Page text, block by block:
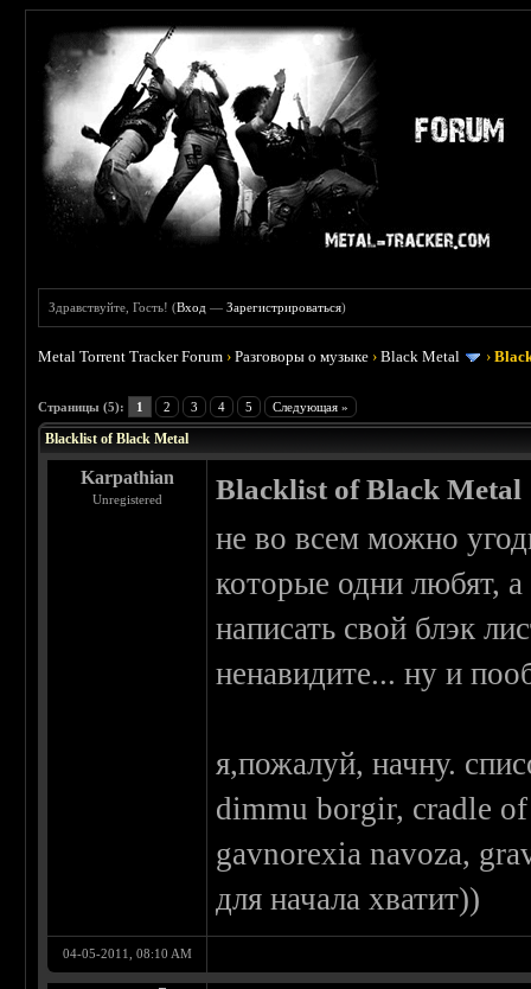
Здравствуйте, Гость! (Вход —Зарегистрироваться)
Metal Torrent Tracker Forum ›Разговоры о музыке ›Black Metal ›
Страницы (5): 1 2 3 4 5 Следующая »
Blacklist of Black Metal
Karpathian
Unregistered Blacklist of Black Metal
не во всем можно
которые одни любят,
написать свой блэк
ненавидите... ну и
я,пожалуй, начну.
dimmu borgir, cradle
gavnorexia navoza,
для начала хватит))
04-05-2011, 08:10 AM